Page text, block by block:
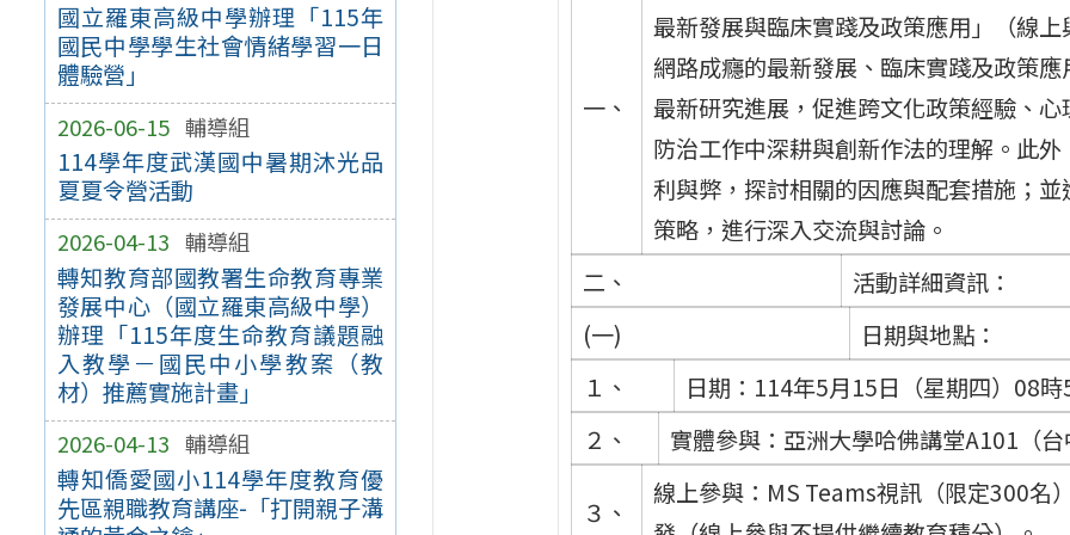
國立羅東高級中學辦理「115年
國民中學學生社會情緒學習一日
體驗營」
2026-06-15 輔導組
114學年度武漢國中暑期沐光品
夏夏令營活動
2026-04-13 輔導組
轉知教育部國教署生命教育專業
發展中心（國立羅東高級中學）
辦理「115年度生命教育議題融
入教學－國民中小學教案（教
材）推薦實施計畫」
2026-04-13 輔導組
轉知僑愛國小114學年度教育優
先區親職教育講座-「打開親子溝
一、
最新發展與臨床實踐及政策應用」（線
網路成癮的最新發展、臨床實踐及政策
最新研究進展，促進跨文化政策經驗、
防治工作中深耕與創新作法的理解。此
利與弊，探討相關的因應與配套措施；
策略，進行深入交流與討論。
二、
活動詳細資訊：
(一)
日期與地點：
１、
日期：114年5月15日（星期四）08
２、
實體參與：亞洲大學哈佛講堂A101（
３、
線上參與：MS Teams視訊（限定300名